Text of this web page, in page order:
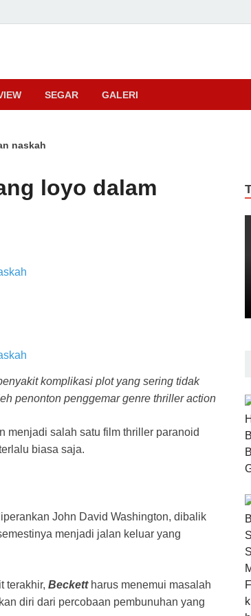
SEGAR GALERI
naskah
loyo dalam
komplikasi plot yang sering tidak
penonton penggemar genre thriller action
menjadi salah satu film thriller paranoid
biasa saja.
John David Washington, dibalik
menjadi jalan keluar yang
terakhir, Beckettharus menemui masalah
diri dari percobaan pembunuhan yang